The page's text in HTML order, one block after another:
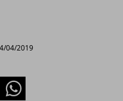
04/2019
Whatsapp